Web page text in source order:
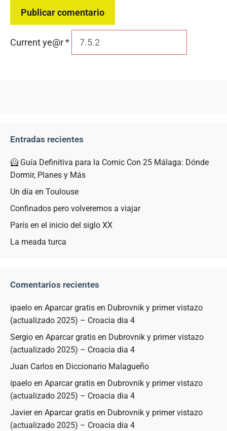
Current ye@r*
Entradas recientes
🦸 Guía Definitiva para la Comic Con 25 Málaga: Dónde
Dormir, Planes y Más
Un día en Toulouse
Confinados pero volveremos a viajar
París en el inicio del siglo XX
La meada turca
Comentarios recientes
ipaelo en Aparcar gratis en Dubrovnik y primer vistazo
(actualizado 2025) – Croacia dia 4
Sergio en Aparcar gratis en Dubrovnik y primer vistazo
(actualizado 2025) – Croacia dia 4
Juan Carlos en Diccionario Malagueño
ipaelo en Aparcar gratis en Dubrovnik y primer vistazo
(actualizado 2025) – Croacia dia 4
Javieren Aparcar gratis en Dubrovnik y primer vistazo
(actualizado 2025) – Croacia dia 4